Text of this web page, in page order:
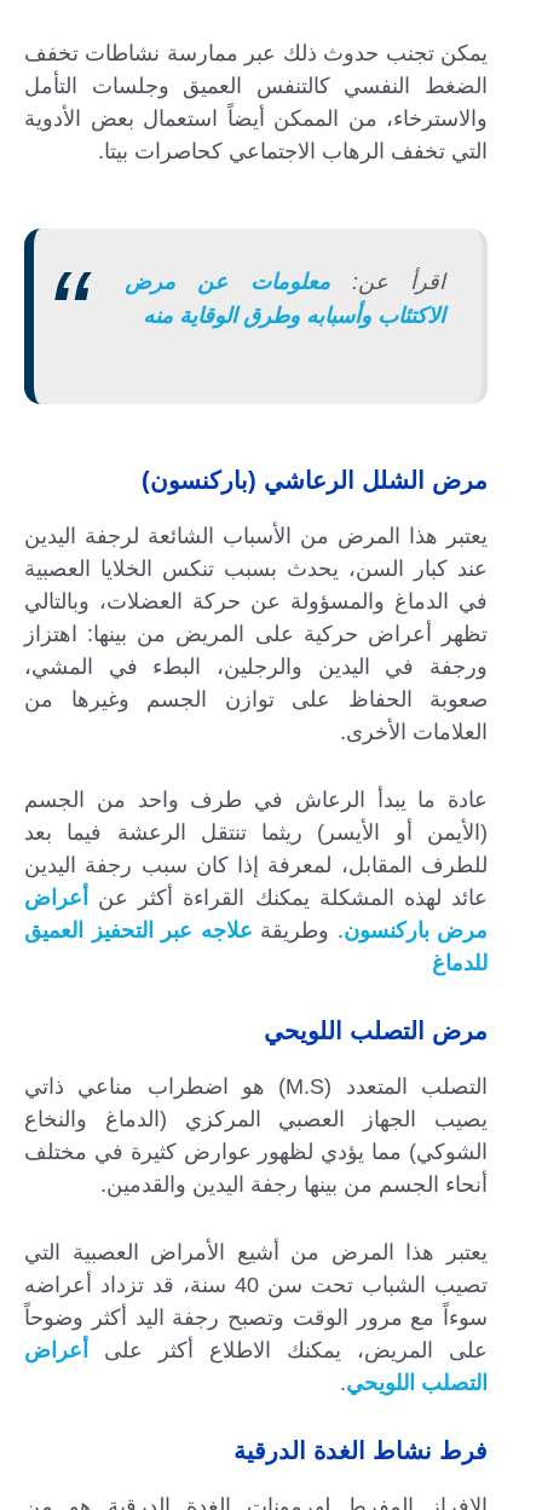
يمكن تجنب حدوث ذلك عبر ممارسة نشاطات تخفف
الضغط النفسي كالتنفس العميق وجلسات التأمل
والاسترخاء، من الممكن أيضاً استعمال بعض الأدوية
التي تخفف الرهاب الاجتماعي كحاصرات بيتا.
اقرأ عن:معلومات عن مرض
الاكتئاب وأسبابه وطرق الوقاية منه
مرض الشلل الرعاشي (باركنسون)
يعتبر هذا المرض من الأسباب الشائعة لرجفة اليدين
عند كبار السن، يحدث بسبب تنكس الخلايا العصبية
في الدماغ والمسؤولة عن حركة العضلات، وبالتالي
تظهر أعراض حركية على المريض من بينها: اهتزاز
ورجفة في اليدين والرجلين، البطء في المشي،
صعوبة الحفاظ على توازن الجسم وغيرها من
العلامات الأخرى.
عادة ما يبدأ الرعاش في طرف واحد من الجسم
(الأيمن أو الأيسر) ريثما تنتقل الرعشة فيما بعد
للطرف المقابل، لمعرفة إذا كان سبب رجفة اليدين
عائد لهذه المشكلة يمكنك القراءة أكثر عن
أعراض
مرض باركنسون. وطريقة علاجه عبر التحفيز العميق
للدماغ
مرض التصلب اللويحي
التصلب المتعدد (M.S) هو اضطراب مناعي ذاتي
يصيب الجهاز العصبي المركزي (الدماغ والنخاع
الشوكي) مما يؤدي لظهور عوارض كثيرة في مختلف
أنحاء الجسم من بينها رجفة اليدين والقدمين.
يعتبر هذا المرض من أشيع الأمراض العصبية التي
تصيب الشباب تحت سن 40 سنة، قد تزداد أعراضه
سوءاً مع مرور الوقت وتصبح رجفة اليد أكثر وضوحاً
على المريض، يمكنك الاطلاع أكثر على
أعراض
التصلب اللويحي.
فرط نشاط الغدة الدرقية